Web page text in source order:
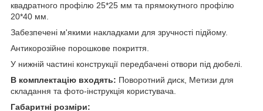
квадратного профілю 25*25 мм та прямокутного профілю
20*40 мм.
Забезпечені м'якими накладками для зручності підйому.
Антикорозійне порошкове покриття.
У нижній частині конструкції передбачені отвори під дюбелі.
В комплектацію входять: Поворотний диск, Метизи для
складання та фото-інструкція користувача.
Габаритні розміри: